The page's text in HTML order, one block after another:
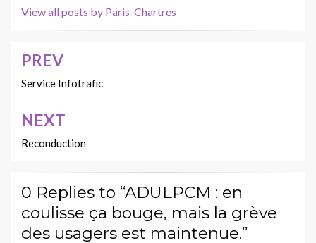
View all posts by Paris-Chartres
Navigation
de
l’article
PREV
Service Infotrafic
NEXT
Reconduction
0 Replies to “ADULPCM : en
coulisse ça bouge, mais la grève
des usagers est maintenue.”